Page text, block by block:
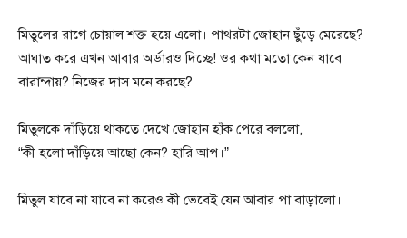
মিতুলের রাগে চোয়াল শক্ত হয়ে এলো। পাথরটা জোহান ছুঁড়ে মেরেছে?
আঘাত করে এখন আবার অর্ডারও দিচ্ছে! ওর কথা মতো কেন যাবে
বারান্দায়? নিজের দাস মনে করছে?
মিতুলকে দাঁড়িয়ে থাকতে দেখে জোহান হাঁক পেরে বললো,
“কী হলো দাঁড়িয়ে আছো কেন? হারি আপ।”
মিতুল যাবে না যাবে না করেও কী ভেবেই যেন আবার পা বাড়ালো।